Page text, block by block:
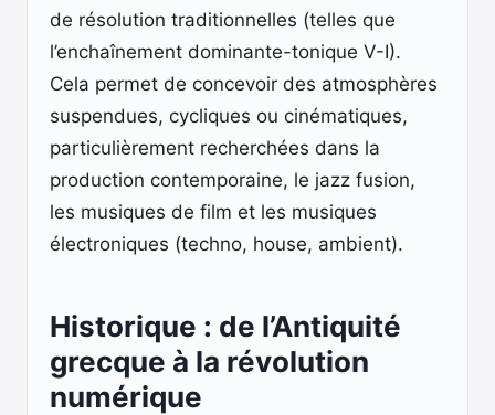
de résolution traditionnelles (telles que
l’enchaînement dominante-tonique V-I).
Cela permet de concevoir des atmosphères
suspendues, cycliques ou cinématiques,
particulièrement recherchées dans la
production contemporaine, le jazz fusion,
les musiques de film et les musiques
électroniques (techno, house, ambient).
Historique : de l’Antiquité
grecque à la révolution
numérique